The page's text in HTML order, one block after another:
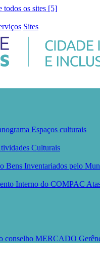
todos os sites [5]
Sites
Espaços culturais
Culturais
Bens Inventariados pelo
Interno do COMPAC
conselho MERCADO